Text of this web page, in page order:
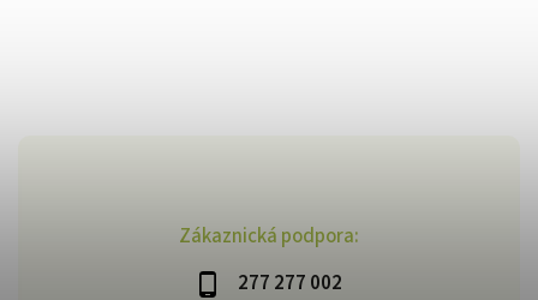
Zákaznická podpora:
277 277 002